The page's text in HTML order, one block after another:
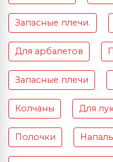
Запасные плечи.
Для арбалетов
Запасные плечи
Колчаны Для
Полочки